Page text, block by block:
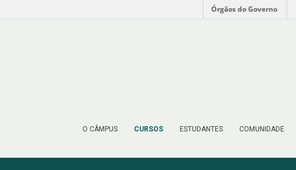
Órgãos do Governo
O CÂMPUS CURSOS ESTUDANTES COMUNIDADE